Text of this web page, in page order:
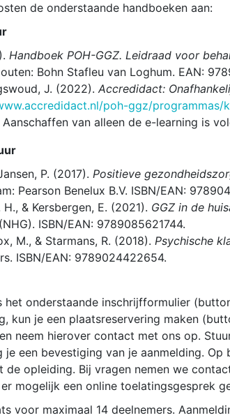
de onderstaande handboeken aan:
Handboek POH-GGZ. Leidraad voor
Bohn Stafleu van Loghum. EAN:
J. (2022). Accredidact:
poh-ggz/programmas/
van alleen de e-learning is
P. (2017). Positieve
Pearson Benelux B.V. ISBN/EAN:
& Kersbergen, E. (2021). GGZ in de
ISBN/EAN: 9789085621744.
M., & Starmans, R. (2018). Psychische
ISBN/EAN: 9789024422654.
het onderstaande inschrijfformulier
kun je een plaatsreservering maken
neem hierover contact met ons op.
je een bevestiging van je aanmelding.
de opleiding. Bij vragen nemen we
mogelijk een online toelatingsgesprek
voor maximaal 14 deelnemers.